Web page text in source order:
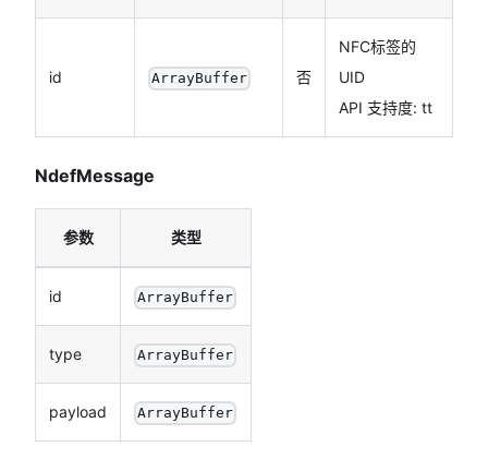
id ArrayBuffer 否
NFC标签的
UID
API 支持度: tt
NdefMessage
参数 类型
id ArrayBuffer
type ArrayBuffer
payload ArrayBuffer